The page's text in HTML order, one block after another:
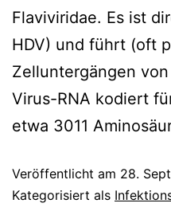
Flaviviridae. Es ist
HDV) und führt (oft
Zelluntergängen
Virus-RNA kodiert
etwa 3011
Veröffentlicht am 28.
Kategorisiert als